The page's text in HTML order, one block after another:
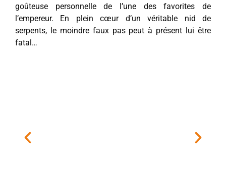
goûteuse personnelle de l’une des favorites de
l’empereur. En plein cœur d’un véritable nid de
serpents, le moindre faux pas peut à présent lui être
fatal…